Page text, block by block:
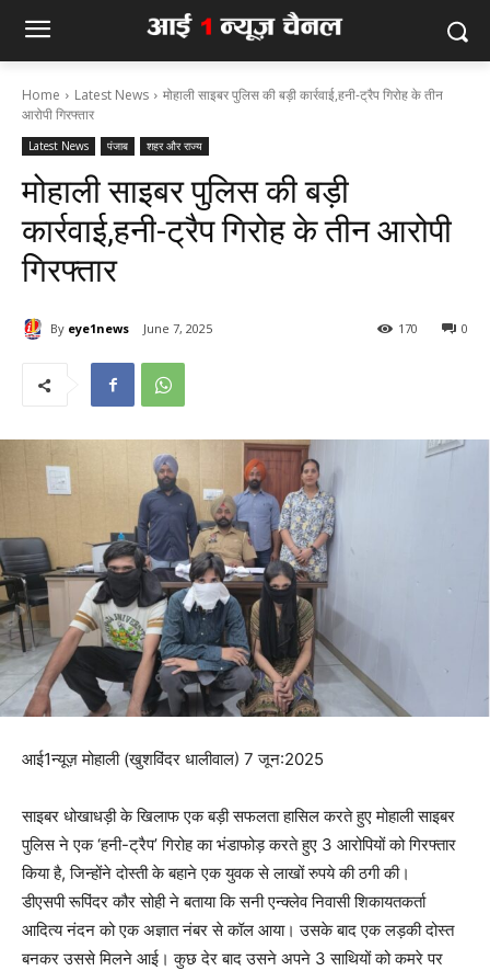
Home Latest News
मोहाली साइबर पुलिस की बड़ी कार्रवाई,हनी-ट्रैप गिरोह के तीन
आरोपी गिरफ्तार
Latest News पंजाब शहर और राज्य
मोहाली साइबर पुलिस की बड़ी
कार्रवाई,हनी-ट्रैप गिरोह के तीन आरोपी
गिरफ्तार
By eye1news June 7, 2025 0
170
आई1न्यूज़ मोहाली (खुशविंदर धालीवाल) 7 जून:2025
साइबर धोखाधड़ी के खिलाफ एक बड़ी सफलता हासिल करते हुए मोहाली साइबर
पुलिस ने एक ‘हनी-ट्रैप’ गिरोह का भंडाफोड़ करते हुए 3 आरोपियों को गिरफ्तार
किया है, जिन्होंने दोस्ती के बहाने एक युवक से लाखों रुपये की ठगी की।
डीएसपी रूपिंदर कौर सोही ने बताया कि सनी एन्क्लेव निवासी शिकायतकर्ता
आदित्य नंदन को एक अज्ञात नंबर से कॉल आया। उसके बाद एक लड़की दोस्त
बनकर उससे मिलने आई। कुछ देर बाद उसने अपने 3 साथियों को कमरे पर